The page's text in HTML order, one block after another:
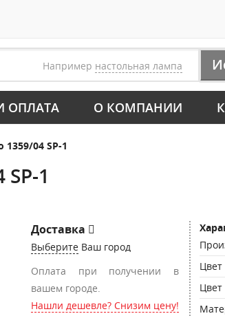
Например настольная лампа
ОПЛАТА О КОМПАНИИ
1359/04 SP-1
1
Доставка
Выберите Ваш город
Оплата при получении в
вашем городе.
Нашли дешевле? Снизим цену!